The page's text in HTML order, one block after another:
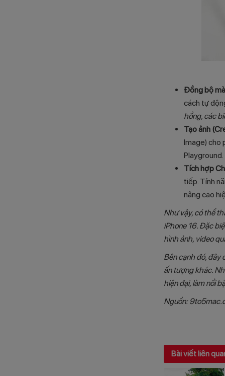
Đồng bộ
cách tự
hồng, các
Tạo ảnh
Image) cho
Tích hợp
tiếp. Tính
nâng cao
Như vậy, có thể
iPhone 16. Đặc
hình ảnh, video
Bên cạnh đó, đây
ấn tượng khác.
hiện đại, làm nổi
Nguồn:
Bài viết liên